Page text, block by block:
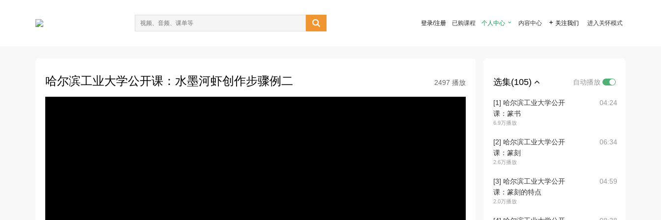
 登录/注册 已购课程 个人中心  内容中心  关注我们 进入关怀模式
哈尔滨工业大学公开课：水墨河虾创作步骤例二 2497 播放 选集(105) 自动播放
[1] 哈尔滨工业大学公开
课：篆书
6.9万播放
04:24
[2] 哈尔滨工业大学公开
课：篆刻
2.6万播放
06:34
[3] 哈尔滨工业大学公开
课：篆刻的特点
2.0万播放
04:59